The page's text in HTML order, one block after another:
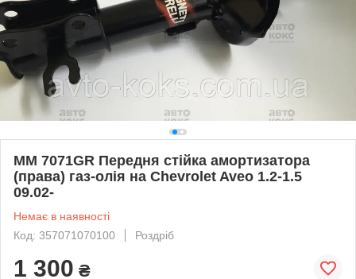
MM 7071GR Передня стійка амортизатора
(права) газ-олія на Chevrolet Aveo 1.2-1.5
09.02-
Немає в наявності
Код: 357071070100
Роздріб
1 300 ₴